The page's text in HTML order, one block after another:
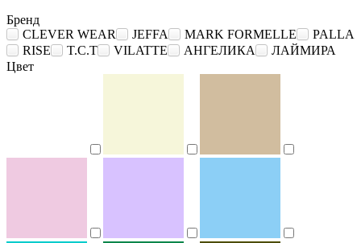
Бренд
CLEVER WEAR
JEFFA MARK FORMELLE
PALLA
RISE
T.C.T VILATTE АНГЕЛИКА
ЛАЙМИРА
Цвет